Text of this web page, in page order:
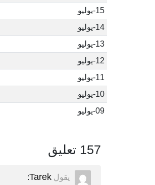
15-يوليو
14-يوليو
13-يوليو
12-يوليو
11-يوليو
10-يوليو
09-يوليو
157 تعليق
يقول Tarek
: